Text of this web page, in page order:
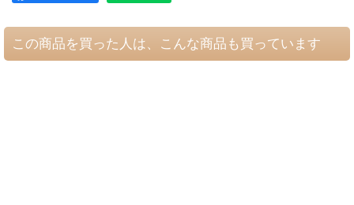
この商品を買った人は、こんな商品も買っています